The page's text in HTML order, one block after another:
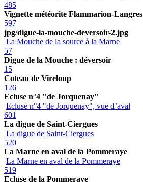
485
Vignette météorite Flammarion-Langres
597
jpg/digue-la-mouche-deversoir-2.jpg
La Mouche de la source à la Marne
57
Digue de la Mouche : déversoir
15
Coteau de Vireloup
126
Ecluse n°4 "de Jorquenay"
Ecluse n°4 "de Jorquenay", vue d’aval
601
La digue de Saint-Ciergues
La digue de Saint-Ciergues
520
La Marne en aval de la Pommeraye
La Marne en aval de la Pommeraye
519
Ecluse de la Pommeraye